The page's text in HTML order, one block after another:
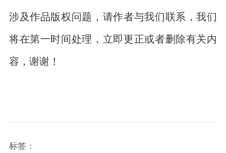
涉及作品版权问题，请作者与我们联系，我们
将在第一时间处理，立即更正或者删除有关内
容，谢谢！
标签：